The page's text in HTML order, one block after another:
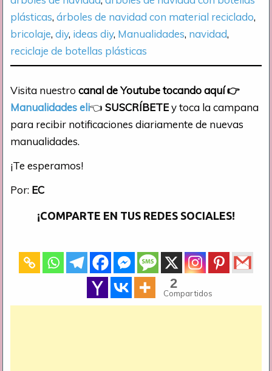
plásticas, árboles de navidad con material reciclado
bricolaje, diy, ideas diy, Manualidades, navidad
reciclaje de botellas plásticas
Visita nuestrocanal de Youtube tocando aquí👉
Manualidades eli👈SUSCRÍBETEy toca la campana
para recibir notificaciones diariamente de nuevas
manualidades.
¡Te esperamos!
Por: EC
¡COMPARTE EN TUS REDES SOCIALES!
2
Compartidos